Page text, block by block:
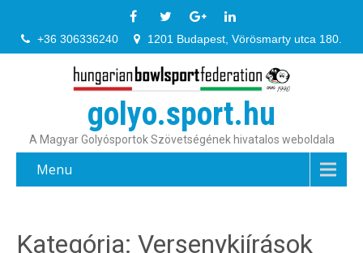
+36 306336240 1201 Budapest, Vörösmarty utca 180.
golyo.sport.hu
A Magyar Golyósportok Szövetségének hivatalos weboldala
Menu
Kategória: Versenykiírások